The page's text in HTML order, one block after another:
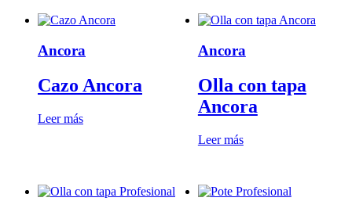
Ancora
Cazo Ancora
Leer más
Ancora
Olla con tapa
Ancora
Leer más